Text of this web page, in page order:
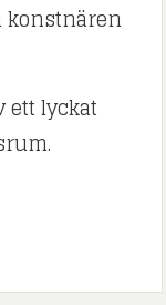
konstnären
ett lyckat